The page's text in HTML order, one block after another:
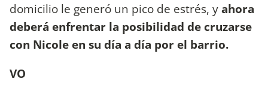
domicilio le generó un pico de estrés, yahora
deberá enfrentar la posibilidad de cruzarse
con Nicole en su día a día por el barrio.
VO